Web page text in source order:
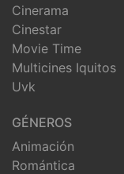
Cinerama
Cinestar
Movie Time
Multicines Iquitos
Uvk
GÉNEROS
Animación
Romántica